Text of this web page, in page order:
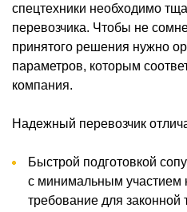
спецтехники необходимо
перевозчика. Чтобы не
принятого решения нужно
параметров, которым
компания.
Надежный перевозчик
Быстрой подготовкой
с минимальным участием
требование для законной